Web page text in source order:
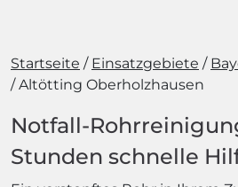
Startseite Einsatzgebiete
Altötting Oberholzhausen
Notfall-
Stunden schnelle